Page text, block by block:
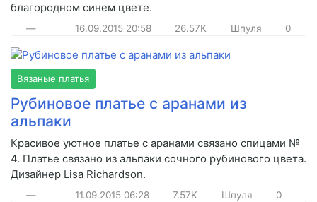
благородном синем цвете.
— 16.09.2015 20:58 26.57K Шпуля 0
Вязаные платья
Рубиновое платье с аранами из
альпаки
Красивое уютное платье с аранами связано спицами №
4. Платье связано из альпаки сочного рубинового цвета.
Дизайнер Lisa Richardson.
— 11.09.2015 06:28 7.57K Шпуля 0